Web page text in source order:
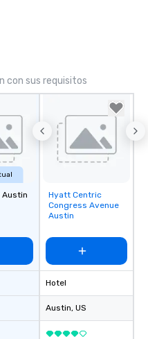
con sus requisitos
Austin
Removed from
favorites
Hyatt Centric
Congress Avenue
Austin
Hotel
Austin, US